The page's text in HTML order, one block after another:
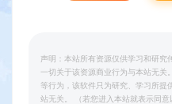
声明：本站所有资源仅供学习和研究
一切关于该资源商业行为与本站无关
等行为，该软件只为研究、学习所提
站无关。 （若您进入本站就表示同